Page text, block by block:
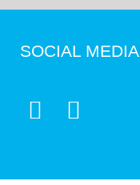
SOCIAL MEDIA
 